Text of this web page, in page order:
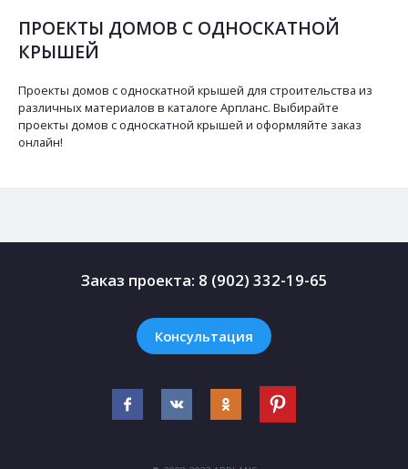
ПРОЕКТЫ ДОМОВ С ОДНОСКАТНОЙ
КРЫШЕЙ
Проекты домов с односкатной крышей для строительства из
различных материалов в каталоге Арпланс. Выбирайте
проекты домов с односкатной крышей и оформляйте заказ
онлайн!
Заказ проекта: 8 (902) 332-19-65
Консультация